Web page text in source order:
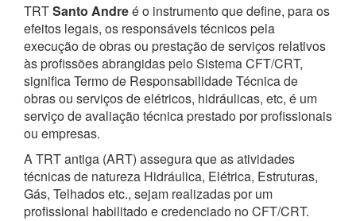
TRTSanto Andreé o instrumento que define, para os
efeitos legais, os responsáveis técnicos pela
execução de obras ou prestação de serviços relativos
às profissões abrangidas pelo Sistema CFT/CRT,
significa Termo de Responsabilidade Técnica de
obras ou serviços de elétricos, hidráulicas, etc, é um
serviço de avaliação técnica prestado por profissionais
ou empresas.
A TRT antiga (ART) assegura que as atividades
técnicas de natureza Hidráulica, Elétrica, Estruturas,
Gás, Telhados etc., sejam realizadas por um
profissional habilitado e credenciado no CFT/CRT.